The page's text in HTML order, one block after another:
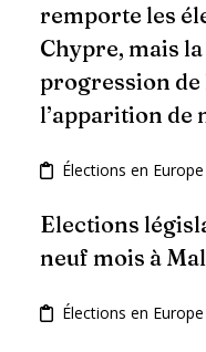
remporte les
Chypre, mais
progression
l’apparition de
Élections en Europe
Elections
neuf mois à
Élections en Europe